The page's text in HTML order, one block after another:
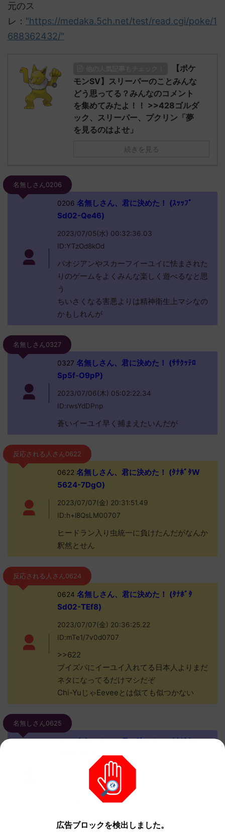
元のス
レ： "https://medaka.5ch.net/test/read.cgi/poke/1
688362432/"
【ポケ
モンSV】スリーパーのことみんな
どう思ってる？みんなのコメント
を集めてみたよ！！ >>428ゴルダ
ック、スリーパー、プクリン「夢
を見るのはよせ」
続きを見る
名無しさん0206
0206 名無しさん、君に決めた！ (ｽｯｯﾌﾟ
Sd02-Qe46)
2023/07/05(水) 00:32:36.03
ID:YTzOd8kOd
パオジアンやスカーフイーユイに怯まされた
りのゲームをよくみんな楽しく遊べるなと思
う
ちいさくなる害悪よりは精神衛生上マシなの
かもしれんが
名無しさん0327
0327 名無しさん、君に決めた！ (ｻｻｸｯﾃﾛ
Sp5f-O9pP)
2023/07/06(木) 05:02:22.34
ID:rwsYdDPnp
蒼いイーユイ早く捕まえたいんだが
反応される人さん0622
0622 名無しさん、君に決めた！ (ﾀﾅﾎﾞﾀW
5624-7DgO)
2023/07/07(金) 20:31:51.49
ID:h+l8QsLM00707
ヒードラン入り虫統一に負けたんだがなんか
釈然とせん
反応される人さん0624
0624 名無しさん、君に決めた！ (ﾀﾅﾎﾞﾀ
Sd02-TEf8)
2023/07/07(金) 20:36:25.22
ID:mTe1/7v0d0707
>>622
ブイズパにイーユイ入れてる日本人よりまだ
ネタになってるだけマシだぞ
Chi-YuじゃEeveeとは似ても似つかない
名無しさん0625
名無しさん、君に決めた！ (ﾀﾅﾎﾞﾀW
2023/07/07(金) 20:37:17.47
ID:mq0+vVZt00707
広告ブロックを検出しました。